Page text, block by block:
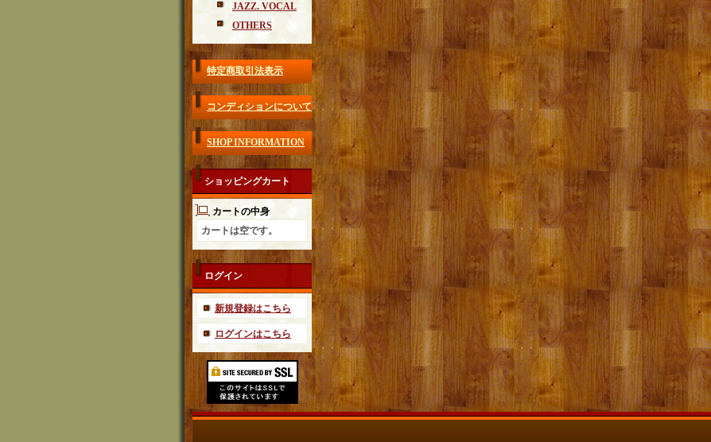
JAZZ. VOCAL
OTHERS
特定商取引法表示
コンディションについて
SHOP INFORMATION
ショッピングカート
カートの中身
カートは空です。
ログイン
新規登録はこちら
ログインはこちら